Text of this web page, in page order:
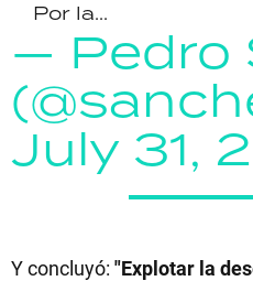
Por la...
— Pedro
July 31,
Y concluyó: "Explotar la